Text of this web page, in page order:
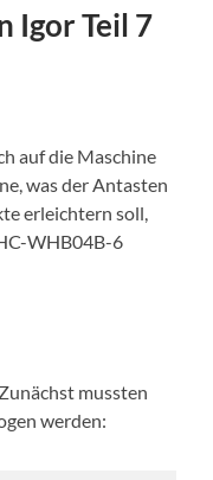
Igor Teil 7
auf die Maschine
was der Antasten
erleichtern soll,
WHB04B-6
mussten
werden: